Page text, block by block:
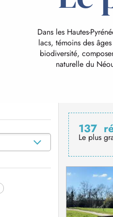
Dans les Hautes-
lacs, témoins des
biodiversité,
naturelle du
137
Le plus